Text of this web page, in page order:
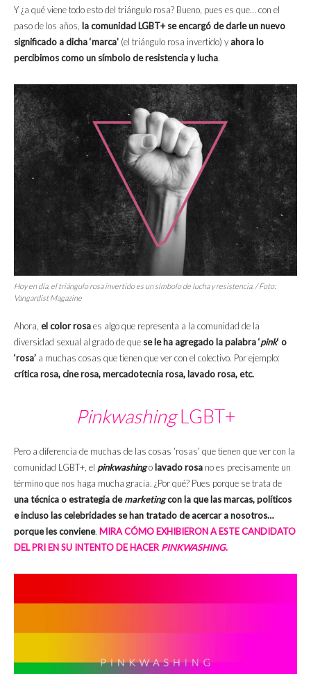
Y ¿a qué viene todo esto del triángulo rosa? Bueno, pues es que… con el
paso de los años, la comunidad LGBT+ se encargó de darle un nuevo
significado a dicha ‘marca’ (el triángulo rosa invertido) y ahora lo
percibimos como un símbolo de resistencia y lucha.
Hoy en día, el triángulo rosa invertido es un símbolo de lucha y resistencia. / Foto:
Vangardist Magazine
Ahora, el color rosaes algo que representa a la comunidad de la
diversidad sexual al grado de que se le ha agregado la palabra ‘pink‘ o
‘rosa’ a muchas cosas que tienen que ver con el colectivo. Por ejemplo:
crítica rosa, cine rosa, mercadotecnia rosa, lavado rosa, etc.
PinkwashingLGBT+
Pero a diferencia de muchas de las cosas ‘rosas’ que tienen que ver con la
comunidad LGBT+, el pinkwashingo lavado rosa no es precisamente un
término que nos haga mucha gracia. ¿Por qué? Pues porque se trata de
una técnica o estrategia demarketingcon la que las marcas, políticos
e incluso las celebridades se han tratado de acercar a nosotros…
porque les conviene. MIRA CÓMO EXHIBIERON A ESTE CANDIDATO
DEL PRI EN SU INTENTO DE HACERPINKWASHING.